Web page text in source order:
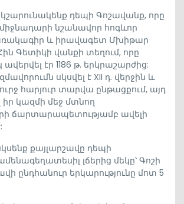
դեպի Գոշավանք, որը
միջնադարի նշանավոր հոգևոր
և իրավագետ Մխիթար
Գետիկի վանքի տեղում, որը
էր 1186 թ. երկրաշարժից:
սկսվել է XII դ. վերջին և
հարյուր տարվա ընթացքում, այդ
կազմի մեջ մտնող
ճարտարապետությամբ ավելի
քայլարշավը դեպի
լճերից մեկը՝ Գոշի
ընդհանուր երկարությունը մոտ 5